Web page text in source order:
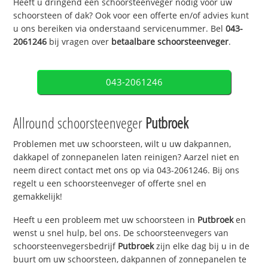
schoorsteen of dak? Ook voor een offerte en/of advies kunt
u ons bereiken via onderstaand servicenummer. Bel043-
2061246 bij vragen over betaalbare schoorsteenveger.
043-2061246
Allround schoorsteenveger Putbroek
Problemen met uw schoorsteen, wilt u uw dakpannen,
dakkapel of zonnepanelen laten reinigen? Aarzel niet en
neem direct contact met ons op via 043-2061246. Bij ons
regelt u een schoorsteenveger of offerte snel en
gemakkelijk!
Heeft u een probleem met uw schoorsteen in Putbroeken
wenst u snel hulp, bel ons. De schoorsteenvegers van
schoorsteenvegersbedrijf Putbroekzijn elke dag bij u in de
buurt om uw schoorsteen, dakpannen of zonnepanelen te